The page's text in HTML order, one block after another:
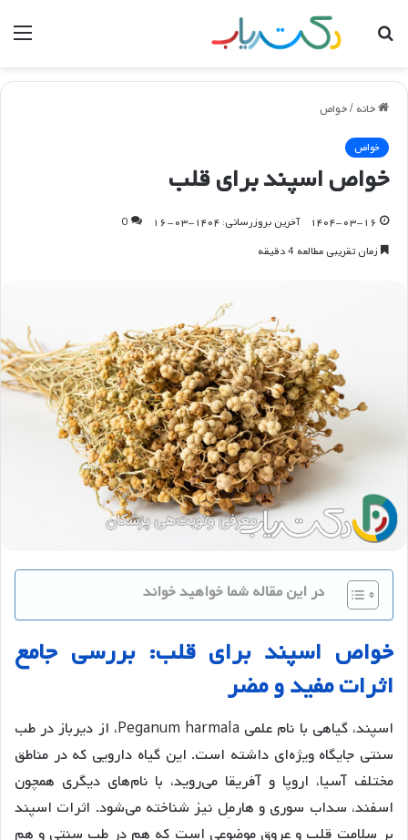
جستجو
خانه /خواص
خواص
خواص اسپند برای قلب
۱۴۰۴-۰۳-۱۶ آخرین بروزرسانی: ۱۴۰۴-۰۳-۱۶
0
زمان تقریبی مطالعه 4 دقیقه
در این مقاله شما خواهید خواند
خواص اسپند برای قلب:بررسی جامع
اثراتمفیدومضر
اسپند، گیاهی با نام علمی Peganum harmala، از دیرباز در طب
سنتی جایگاه ویژه‌ای داشته است. این گیاه دارویی که در مناطق
مختلف آسیا، اروپا و آفریقا می‌روید، با نام‌های دیگری همچون
اسفند، سداب سوری و هارمِل نیز شناخته می‌شود. اثرات اسپند
بر سلامت قلب و عروق موضوعی است که هم در طب سنتی و هم